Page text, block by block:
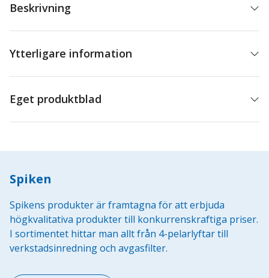
Beskrivning
Ytterligare information
Eget produktblad
Spiken
Spikens produkter är framtagna för att erbjuda
högkvalitativa produkter till konkurrenskraftiga priser.
I sortimentet hittar man allt från 4-pelarlyftar till
verkstadsinredning och avgasfilter.